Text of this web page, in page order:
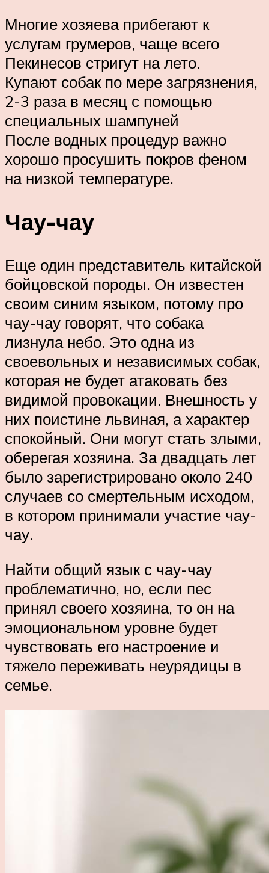
Многие хозяева прибегают к
услугам грумеров, чаще всего
Пекинесов стригут на лето.
Купают собак по мере загрязнения,
2-3 раза в месяц с помощью
специальных шампуней
После водных процедур важно
хорошо просушить покров феном
на низкой температуре.
Чау-чау
Еще один представитель китайской
бойцовской породы. Он известен
своим синим языком, потому про
чау-чау говорят, что собака
лизнула небо. Это одна из
своевольных и независимых собак,
которая не будет атаковать без
видимой провокации. Внешность у
них поистине львиная, а характер
спокойный. Они могут стать злыми,
оберегая хозяина. За двадцать лет
было зарегистрировано около 240
случаев со смертельным исходом,
в котором принимали участие чау-
чау.
Найти общий язык с чау-чау
проблематично, но, если пес
принял своего хозяина, то он на
эмоциональном уровне будет
чувствовать его настроение и
тяжело переживать неурядицы в
семье.